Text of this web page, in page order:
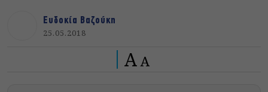
Ευδοκία Βαζούκη
25.05.2018
A A